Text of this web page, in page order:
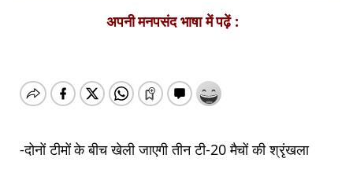
अपनी मनपसंद भाषा में पढ़ें :
-दोनों टीमों के बीच खेली जाएगी तीन टी-20 मैचों की श्रृंखला